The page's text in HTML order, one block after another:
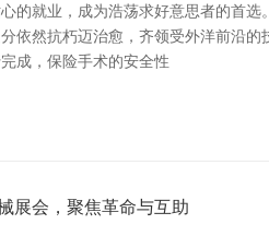
的就业，成为浩荡求好意思者的首
依然抗朽迈治愈，齐领受外洋前沿
成，保险手术的安全性
展会，聚焦革命与互助